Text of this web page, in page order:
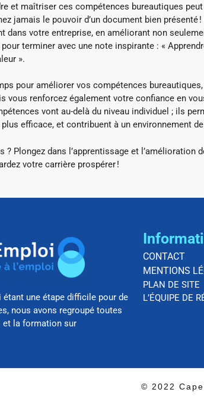
et maîtriser ces compétences bureautiques
jamais le pouvoir d’un document bien présenté
dans votre entreprise, en améliorant non
terminer avec une note inspirante : «
».
pour améliorer vos compétences
vous renforcez également votre confiance en
vont au-delà du niveau individuel ; ils
efficace, et contribuent à un environnement
? Plongez dans l’apprentissage et
votre carrière prospérer !
étant une étape difficile pour de
nous avons regroupé toutes
et la formation sur
CONTACT
MENTIONS
PLAN DE SITE
L’ÉQUIPE DE
© 2022